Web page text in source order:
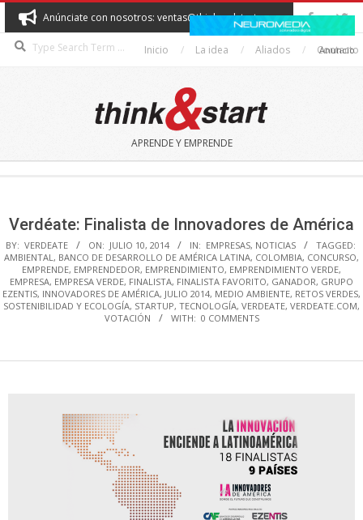
Skip
to
content
Anúnciate con nosotros: ventas@thinkandstart.com
Inicio La idea Aliados Contacto
THINK&START
APRENDE Y EMPRENDE
Anuncio
Verdéate: Finalista de Innovadores de América
BY: VERDEATE ON: JULIO 10, 2014 IN: EMPRESAS, NOTICIAS
TAGGED:
AMBIENTAL, BANCO DE DESARROLLO DE AMÉRICA LATINA, COLOMBIA, CONCURSO,
EMPRENDE, EMPRENDEDOR, EMPRENDIMIENTO, EMPRENDIMIENTO VERDE,
EMPRESA, EMPRESA VERDE, FINALISTA, FINALISTA FAVORITO, GANADOR, GRUPO
EZENTIS, INNOVADORES DE AMÉRICA, JULIO 2014, MEDIO AMBIENTE, RETOS VERDES,
SOSTENIBILIDAD Y ECOLOGÍA, STARTUP, TECNOLOGÍA, VERDEATE, VERDEATE.COM,
VOTACIÓN
WITH: 0 COMMENTS